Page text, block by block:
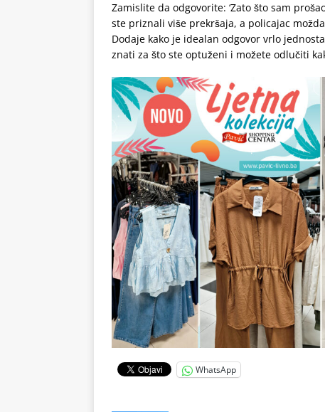
Zamislite da odgovorite: ‘Zato što sam
ste priznali više prekršaja, a policajac
Dodaje kako je idealan odgovor vrlo
znati za što ste optuženi i možete odlučiti
WhatsApp